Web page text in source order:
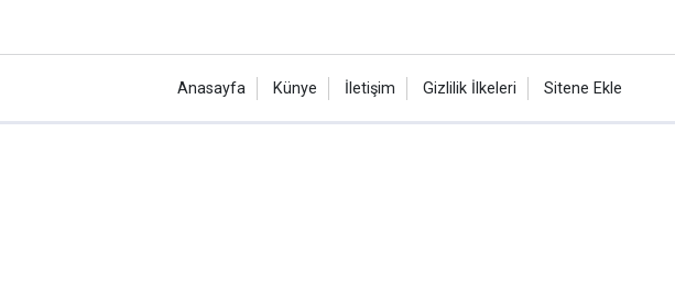
Anasayfa Künye İletişim Gizlilik İlkeleri Sitene Ekle